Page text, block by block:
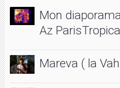
Mon
Az
Mareva ( la